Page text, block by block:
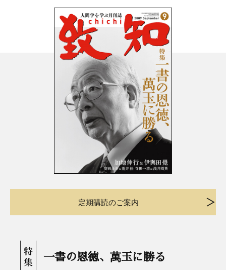
定期購読のご案内
一書の恩徳、萬玉に勝る